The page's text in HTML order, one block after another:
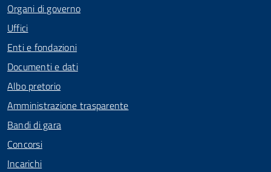
Organi di governo
Uffici
Enti e fondazioni
Documenti e dati
Albo pretorio
Amministrazione trasparente
Bandi di gara
Concorsi
Incarichi